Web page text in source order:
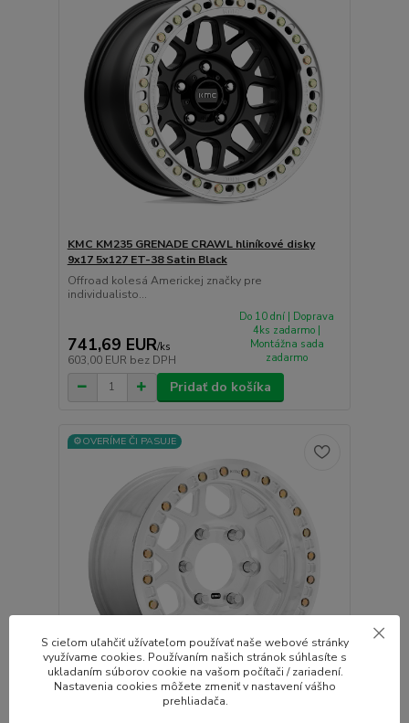
KMC KM235 GRENADE CRAWL hliníkové disky
9x17 5x127 ET-38 Satin Black
Offroad kolesá Americkej značky pre
individualisto...
741,69 EUR/ks
603,00 EUR bez DPH
Do 10 dní | Doprava
4ks zadarmo |
Montážna sada
zadarmo
Pridať do košíka
⚙️OVERÍME ČI PASUJE
S cieľom uľahčiť užívateľom používať naše webové stránky
využívame cookies. Používaním našich stránok súhlasíte s
ukladaním súborov cookie na vašom počítači / zariadení.
Nastavenia cookies môžete zmeniť v nastavení vášho
prehliadača.